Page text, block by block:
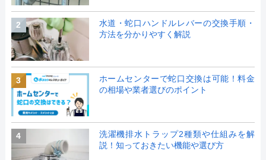
2
水道・蛇口ハンドルレバーの交換手順・
方法を分かりやすく解説
3
ホームセンターで蛇口交換は可能！料金
の相場や業者選びのポイント
4
洗濯機排水トラップ2種類や仕組みを解
説！知っておきたい機能や選び方